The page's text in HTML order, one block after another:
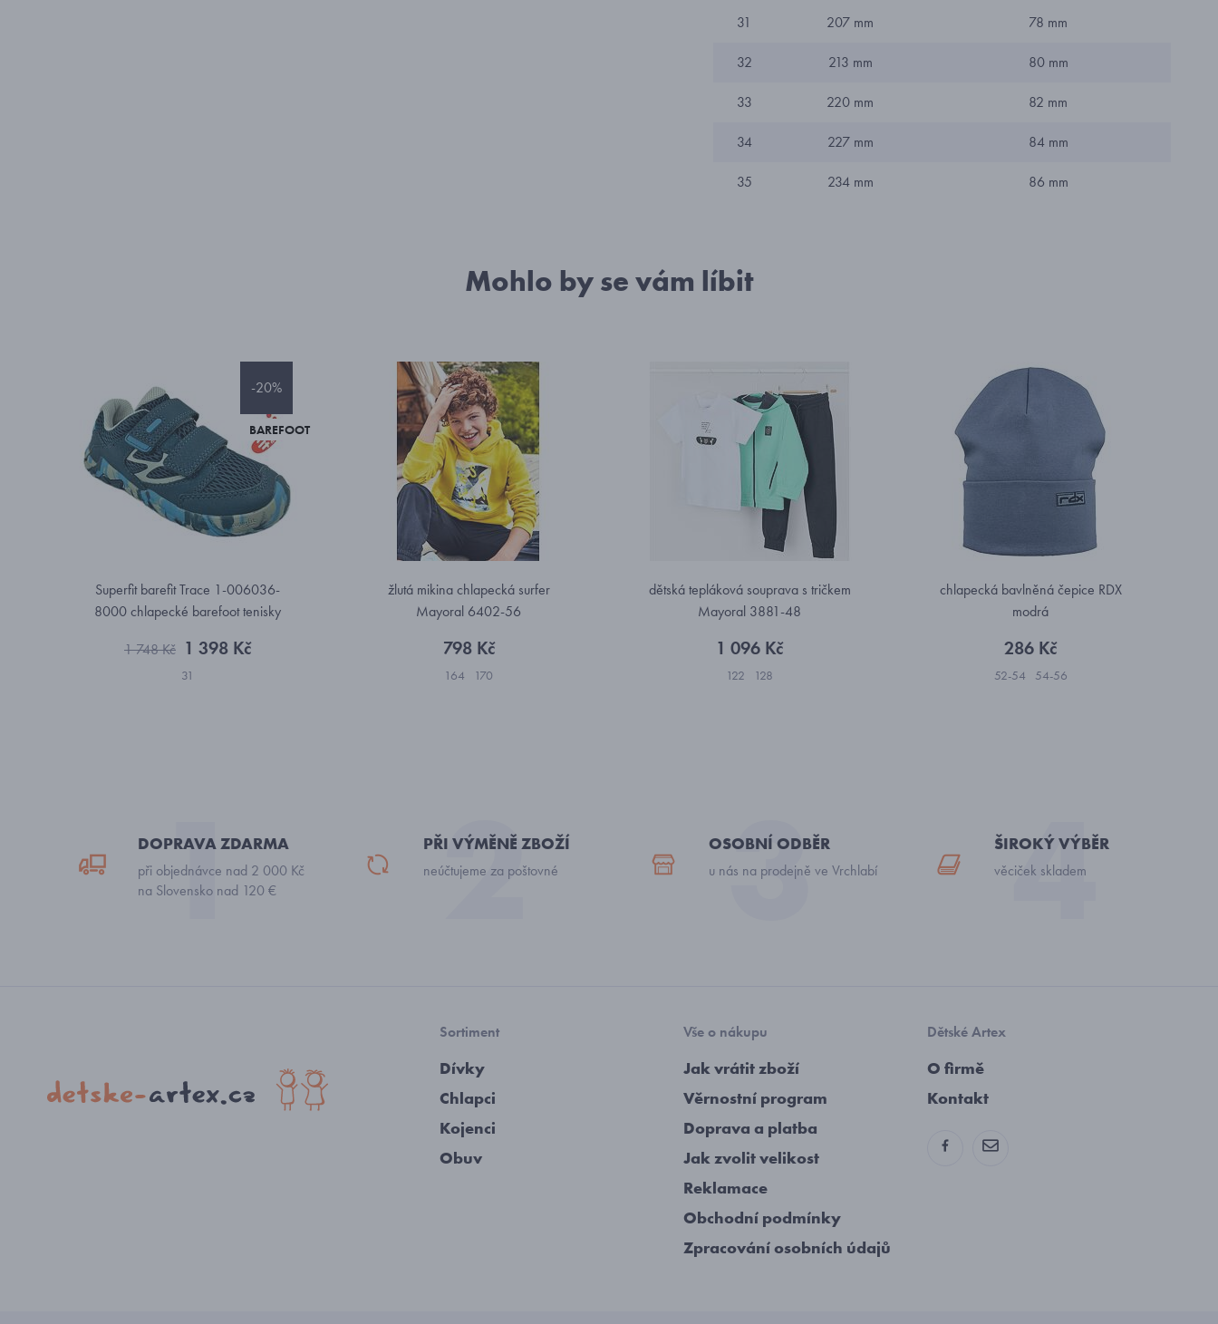
31
207 mm 78 mm
32 213 mm 80 mm
33 220 mm 82 mm
34 227 mm 84 mm
35 234 mm 86 mm
Mohlo by se vám líbit
-20%
BAREFOOT
Superfit barefit Trace 1-006036-
8000 chlapecké barefoot tenisky
1 748 Kč 1 398 Kč
31
žlutá mikina chlapecká surfer
Mayoral 6402-56
798 Kč
164 170
dětská tepláková souprava s tričkem
Mayoral 3881-48
1 096 Kč
122 128
chlapecká bavlněná čepice RDX
modrá
286 Kč
52-54 54-56
DOPRAVA ZDARMA
při objednávce nad 2 000 Kč
na Slovensko nad 120 €
PŘI VÝMĚNĚ ZBOŽÍ
neúčtujeme za poštovné
OSOBNÍ ODBĚR
u nás na prodejně ve Vrchlabí
ŠIROKÝ VÝBĚR
věciček skladem
Sortiment
Dívky
Chlapci
Kojenci
Obuv
Vše o nákupu
Jak vrátit zboží
Věrnostní program
Doprava a platba
Jak zvolit velikost
Reklamace
Obchodní podmínky
Zpracování osobních údajů
Dětské Artex
O firmě
Kontakt